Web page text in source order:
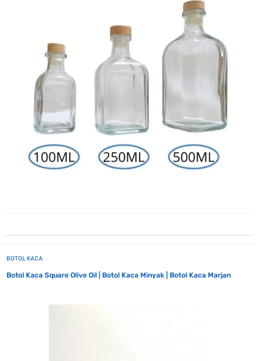
BOTOL KACA
Botol Kaca Square Olive Oil | Botol Kaca Minyak | Botol Kaca Marjan